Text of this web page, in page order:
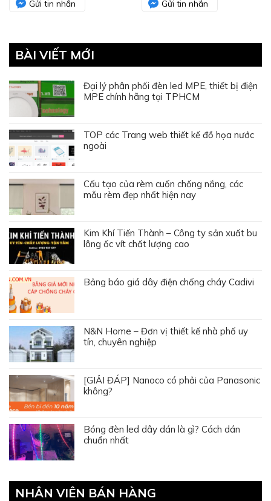
Gửi tin nhắn Gửi tin nhắn
BÀI VIẾT MỚI
Đại lý phân phối đèn led MPE, thiết bị điện
MPE chính hãng tại TPHCM
TOP các Trang web thiết kế đồ họa nước
ngoài
Cấu tạo của rèm cuốn chống nắng, các
mẫu rèm đẹp nhất hiện nay
Kim Khí Tiến Thành – Công ty sản xuất bu
lông ốc vít chất lượng cao
Bảng báo giá dây điện chống cháy Cadivi
N&N Home – Đơn vị thiết kế nhà phố uy
tín, chuyên nghiệp
[GIẢI ĐÁP] Nanoco có phải của Panasonic
không?
Bóng đèn led dây dán là gì? Cách dán
chuẩn nhất
NHÂN VIÊN BÁN HÀNG